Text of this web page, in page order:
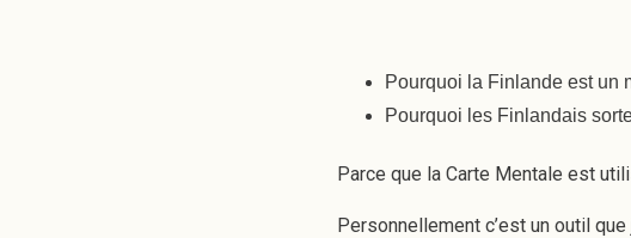
Pourquoi la Finlande est un
Pourquoi les Finlandais
Parce que la Carte Mentale est
Personnellement c’est un outil